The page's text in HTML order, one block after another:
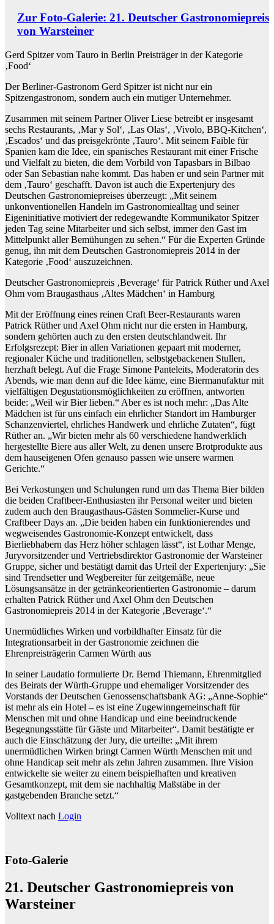
Zur Foto-Galerie: 21. Deutscher Gastronomiepreis
von Warsteiner
Gerd Spitzer vom Tauro in Berlin Preisträger in der Kategorie
‚Food‘
Der Berliner-Gastronom Gerd Spitzer ist nicht nur ein
Spitzengastronom, sondern auch ein mutiger Unternehmer.
Zusammen mit seinem Partner Oliver Liese betreibt er insgesamt
sechs Restaurants, ‚Mar y Sol‘, ‚Las Olas‘, ‚Vivolo, BBQ-Kitchen‘,
‚Escados‘ und das preisgekrönte ‚Tauro‘. Mit seinem Faible für
Spanien kam die Idee, ein spanisches Restaurant mit einer Frische
und Vielfalt zu bieten, die dem Vorbild von Tapasbars in Bilbao
oder San Sebastian nahe kommt. Das haben er und sein Partner mit
dem ‚Tauro‘ geschafft. Davon ist auch die Expertenjury des
Deutschen Gastronomiepreises überzeugt: „Mit seinem
unkonventionellen Handeln im Gastronomiealltag und seiner
Eigeninitiative motiviert der redegewandte Kommunikator Spitzer
jeden Tag seine Mitarbeiter und sich selbst, immer den Gast im
Mittelpunkt aller Bemühungen zu sehen.“ Für die Experten Gründe
genug, ihn mit dem Deutschen Gastronomiepreis 2014 in der
Kategorie ‚Food‘ auszuzeichnen.
Deutscher Gastronomiepreis ‚Beverage‘ für Patrick Rüther und Axel
Ohm vom Braugasthaus ‚Altes Mädchen‘ in Hamburg
Mit der Eröffnung eines reinen Craft Beer-Restaurants waren
Patrick Rüther und Axel Ohm nicht nur die ersten in Hamburg,
sondern gehörten auch zu den ersten deutschlandweit. Ihr
Erfolgsrezept: Bier in allen Variationen gepaart mit moderner,
regionaler Küche und traditionellen, selbstgebackenen Stullen,
herzhaft belegt. Auf die Frage Simone Panteleits, Moderatorin des
Abends, wie man denn auf die Idee käme, eine Biermanufaktur mit
vielfältigen Degustationsmöglichkeiten zu eröffnen, antworten
beide: „Weil wir Bier lieben.“ Aber es ist noch mehr: „Das Alte
Mädchen ist für uns einfach ein ehrlicher Standort im Hamburger
Schanzenviertel, ehrliches Handwerk und ehrliche Zutaten“, fügt
Rüther an. „Wir bieten mehr als 60 verschiedene handwerklich
hergestellte Biere aus aller Welt, zu denen unsere Brotprodukte aus
dem hauseigenen Ofen genauso passen wie unsere warmen
Gerichte.“
Bei Verkostungen und Schulungen rund um das Thema Bier bilden
die beiden Craftbeer-Enthusiasten ihr Personal weiter und bieten
zudem auch den Braugasthaus-Gästen Sommelier-Kurse und
Craftbeer Days an. „Die beiden haben ein funktionierendes und
wegweisendes Gastronomie-Konzept entwickelt, dass
Bierliebhabern das Herz höher schlagen lässt“, ist Lothar Menge,
Juryvorsitzender und Vertriebsdirektor Gastronomie der Warsteiner
Gruppe, sicher und bestätigt damit das Urteil der Expertenjury: „Sie
sind Trendsetter und Wegbereiter für zeitgemäße, neue
Lösungsansätze in der getränkeorientierten Gastronomie – darum
erhalten Patrick Rüther und Axel Ohm den Deutschen
Gastronomiepreis 2014 in der Kategorie ‚Beverage‘.“
Unermüdliches Wirken und vorbildhafter Einsatz für die
Integrationsarbeit in der Gastronomie zeichnen die
Ehrenpreisträgerin Carmen Würth aus
In seiner Laudatio formulierte Dr. Bernd Thiemann, Ehrenmitglied
des Beirats der Würth-Gruppe und ehemaliger Vorsitzender des
Vorstands der Deutschen Genossenschaftsbank AG: „Anne-Sophie“
ist mehr als ein Hotel – es ist eine Zugewinngemeinschaft für
Menschen mit und ohne Handicap und eine beeindruckende
Begegnungsstätte für Gäste und Mitarbeiter“. Damit bestätigte er
auch die Einschätzung der Jury, die urteilte: „Mit ihrem
unermüdlichen Wirken bringt Carmen Würth Menschen mit und
ohne Handicap seit mehr als zehn Jahren zusammen. Ihre Vision
entwickelte sie weiter zu einem beispielhaften und kreativen
Gesamtkonzept, mit dem sie nachhaltig Maßstäbe in der
gastgebenden Branche setzt.“
Volltext nach Login
Foto-Galerie
21. Deutscher Gastronomiepreis von
Warsteiner